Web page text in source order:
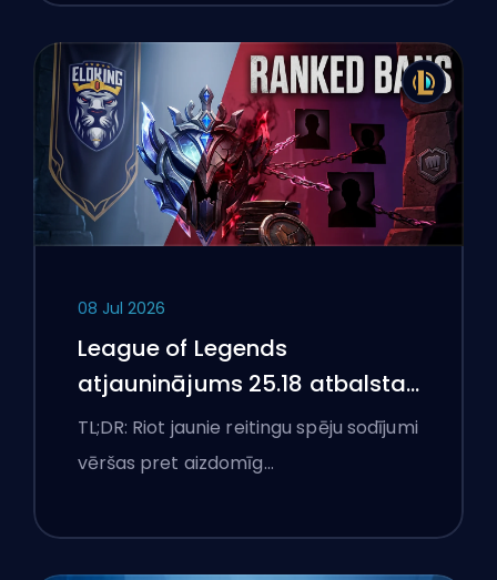
08 Jul 2026
League of Legends
atjauninājums 25.18 atbalsta
aizliegumus un boostēšanas
karogus
TL;DR: Riot jaunie reitingu spēju sodījumi
vēršas pret aizdomīg…